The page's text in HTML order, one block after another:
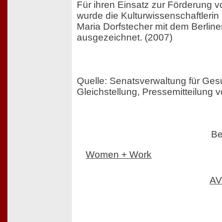
Für ihren Einsatz zur Förderung
wurde die
Maria Dorfstecher mit dem
ausgezeichnet. (2007)
Quelle: Senatsverwaltung für
Gleichstellung, Pressemitteilung
Women + Work